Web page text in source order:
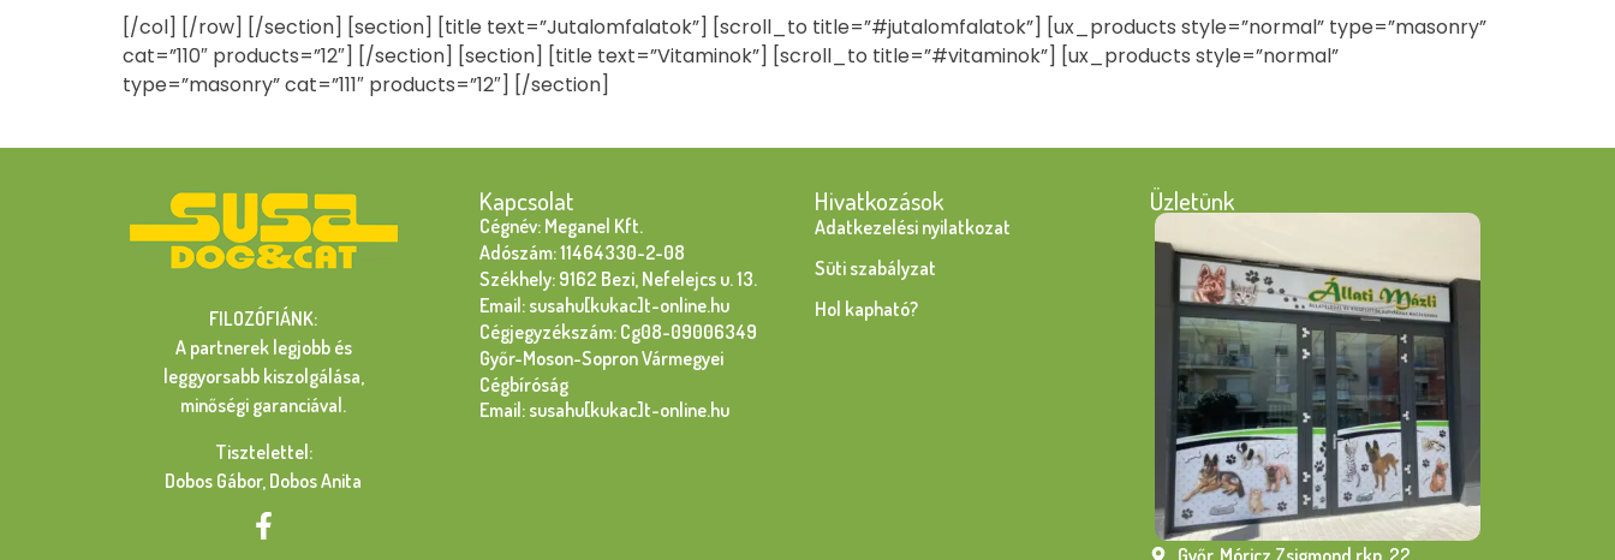
[/col] [/row] [/section] [section] [title text=”Jutalomfalatok”] [scroll_to title=”#jutalomfalatok”] [ux_products style=”normal” type=”masonry”
cat=”110″ products=”12″] [/section] [section] [title text=”Vitaminok”] [scroll_to title=”#vitaminok”] [ux_products style=”normal”
type=”masonry” cat=”111″ products=”12″] [/section]
FILOZÓFIÁNK:
A partnerek legjobb és
leggyorsabb kiszolgálása,
minőségi garanciával.
Tisztelettel:
Dobos Gábor, Dobos Anita
Kapcsolat
Cégnév: Meganel Kft.
Adószám: 11464330-2-08
Székhely: 9162 Bezi, Nefelejcs u. 13.
Email: susahu[kukac]t-online.hu
Cégjegyzékszám: Cg08-09006349
Győr-Moson-Sopron Vármegyei
Cégbíróság
Email: susahu[kukac]t-online.hu
Hivatkozások
Adatkezelési nyilatkozat
Süti szabályzat
Hol kapható?
Üzletünk